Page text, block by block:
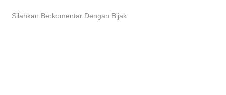
Silahkan Berkomentar Dengan Bijak